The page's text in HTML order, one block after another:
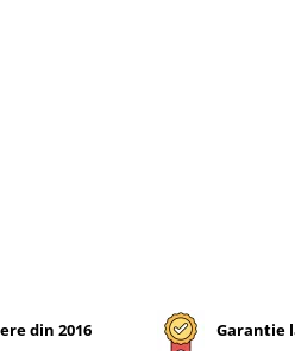
din 2016 Garantie